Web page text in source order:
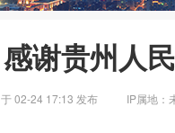
感谢贵州人
于02-24 17:13 发布 IP属地：